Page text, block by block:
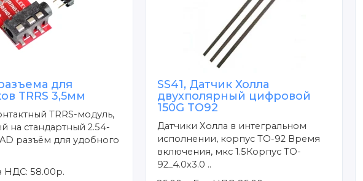
для
TRRS 3,5мм
TRRS-модуль,
на стандартный 2.54-
разъём для удобного
НДС: 58.00р.
SS41, Датчик Холла
двухполярный цифровой
150G TO92
Датчики Холла в интегральном
исполнении, корпус TO-92 Время
включения, мкс 1.5Корпус TO-
92_4.0x3.0 ..